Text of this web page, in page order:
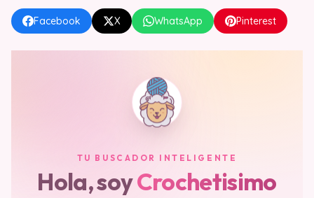
Facebook X WhatsApp Pinterest
TU BUSCADOR INTELIGENTE
Hola, soyCrochetisimo